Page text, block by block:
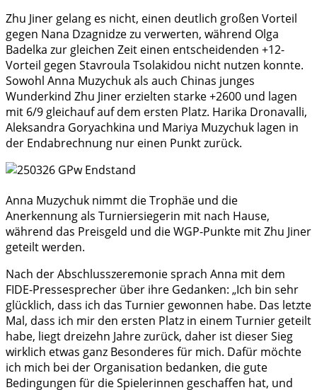
Zhu Jiner gelang es nicht, einen deutlich großen Vorteil
gegen Nana Dzagnidze zu verwerten, während Olga
Badelka zur gleichen Zeit einen entscheidenden +12-
Vorteil gegen Stavroula Tsolakidou nicht nutzen konnte.
Sowohl Anna Muzychuk als auch Chinas junges
Wunderkind Zhu Jiner erzielten starke +2600 und lagen
mit 6/9 gleichauf auf dem ersten Platz. Harika Dronavalli,
Aleksandra Goryachkina und Mariya Muzychuk lagen in
der Endabrechnung nur einen Punkt zurück.
Anna Muzychuk nimmt die Trophäe und die
Anerkennung als Turniersiegerin mit nach Hause,
während das Preisgeld und die WGP-Punkte mit Zhu Jiner
geteilt werden.
Nach der Abschlusszeremonie sprach Anna mit dem
FIDE-Pressesprecher über ihre Gedanken: „Ich bin sehr
glücklich, dass ich das Turnier gewonnen habe. Das letzte
Mal, dass ich mir den ersten Platz in einem Turnier geteilt
habe, liegt dreizehn Jahre zurück, daher ist dieser Sieg
wirklich etwas ganz Besonderes für mich. Dafür möchte
ich mich bei der Organisation bedanken, die gute
Bedingungen für die Spielerinnen geschaffen hat, und